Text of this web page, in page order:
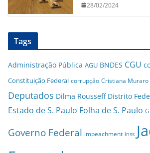
28/02/2024
Tags
Administração Pública AGU BNDES CGU
Constituição Federal corrupção Cristiana Muraro
Deputados Dilma Rousseff Distrito
Estado de S. Paulo Folha de S. Paulo
Governo Federal impeachment inss